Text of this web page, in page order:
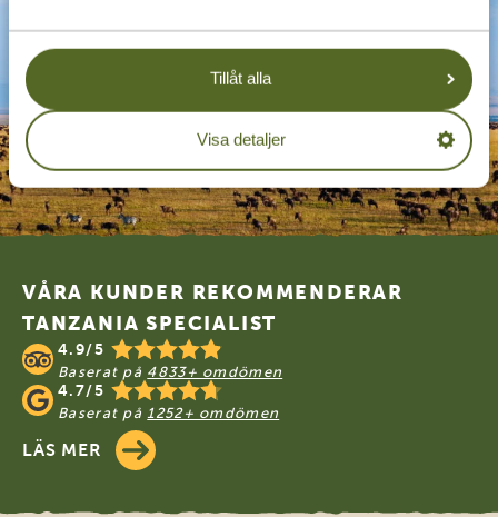
Tillåt alla
Visa detaljer
Footer
VÅRA KUNDER REKOMMENDERAR
TANZANIA SPECIALIST
4.9/5
Baserat på 4833+ omdömen
4.7/5
Baserat på 1252+ omdömen
LÄS MER